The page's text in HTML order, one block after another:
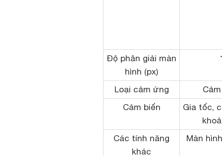
Độ phân giải màn
hình (px)
Loại cảm ứng
Cảm biến
Gia tốc,
Các tính năng
khác
Màn